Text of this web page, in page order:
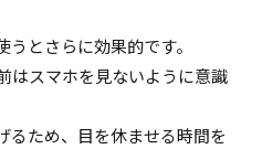
とさらに効果的です。
はスマホを見ないように意識
ため、目を休ませる時間を